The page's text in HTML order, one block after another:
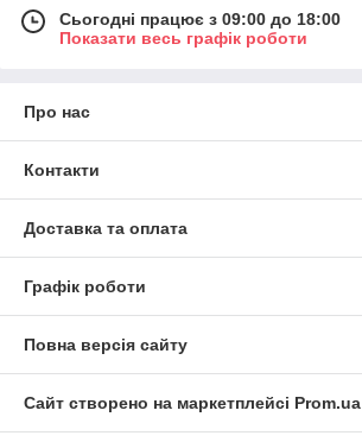
Сьогодні працює з 09:00 до 18:00
Показати весь графік роботи
Про нас
Контакти
Доставка та оплата
Графік роботи
Повна версія сайту
Сайт створено на маркетплейсі Prom.ua